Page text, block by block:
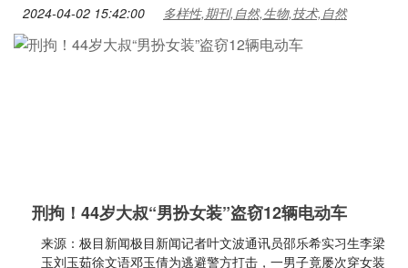
2024-04-02 15:42:00 多样性,期刊,自然,生物,技术,自然
刑拘！44岁大叔“男扮女装”盗窃12辆电动车
来源：极目新闻极目新闻记者叶文波通讯员邵乐希实习生李梁
玉刘玉茹徐文语邓玉倩为逃避警方打击，一男子竟屡次穿女装